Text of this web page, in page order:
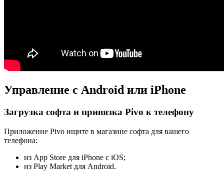
Управление с Android или iPhone
Загрузка софта и привязка Pivo к телефону
Приложение Pivo ищите в магазине софта для вашего
телефона:
из App Store для iPhone с iOS;
из Play Market для Android.